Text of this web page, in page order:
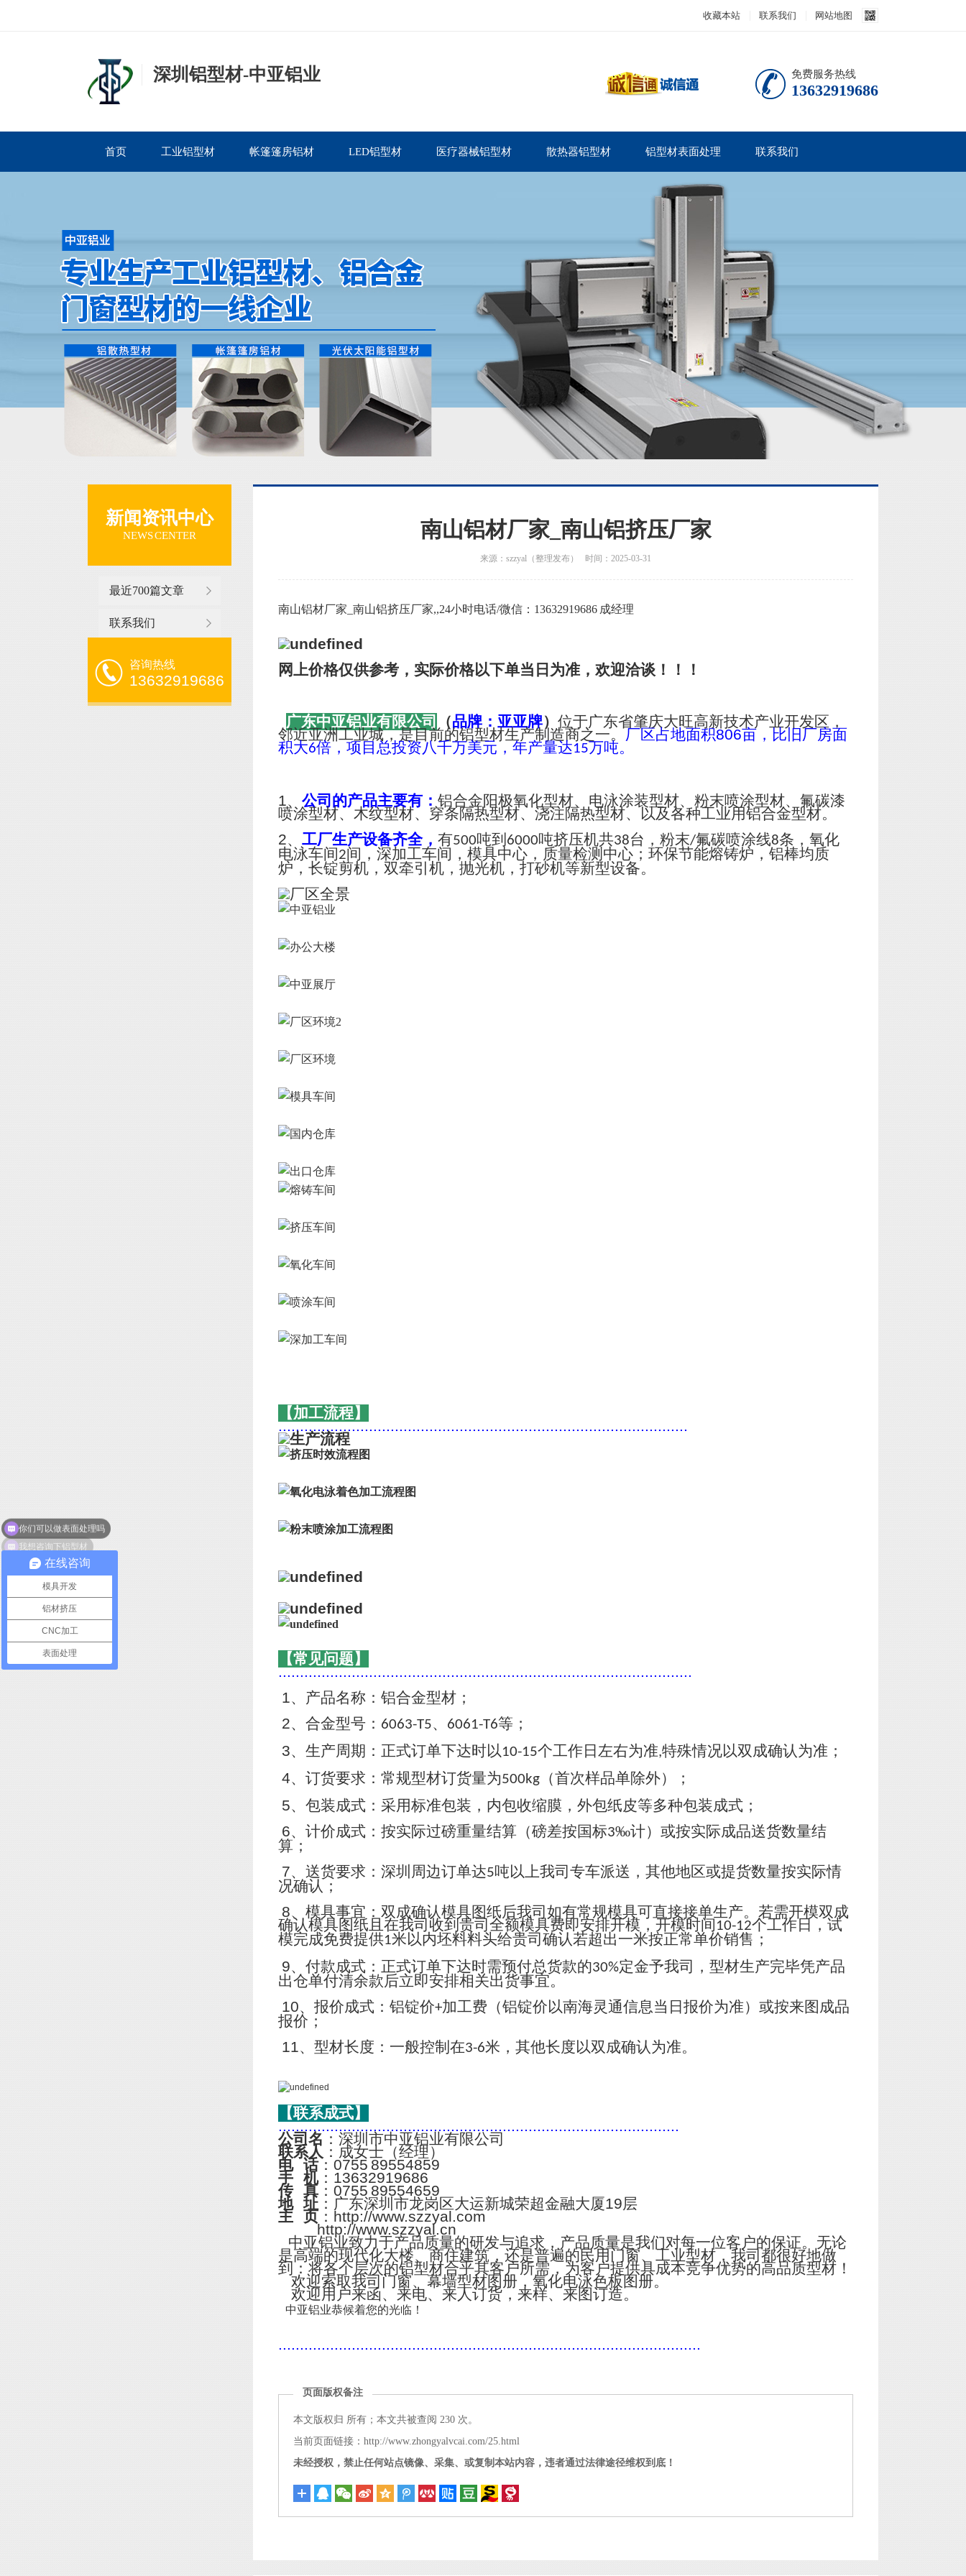
收藏本站 联系我们 网站地图
深圳铝型材-中亚铝业 免费服务热线
13632919686
首页 工业铝型材 帐篷篷房铝材 LED铝型材 医疗器械铝型材 散热器铝型材 铝型材表面处理 联系我们
新闻资讯中心
NEWS CENTER
最近700篇文章
联系我们
咨询热线
13632919686
南山铝材厂家_南山铝挤压厂家
来源：szzyal（整理发布） 时间：2025-03-31
南山铝材厂家_南山铝挤压厂家,,24小时电话/微信：13632919686 成经理
网上价格仅供参考，实际价格以下单当日为准，欢迎洽谈！！！
广东中亚铝业有限公司 （品牌：亚亚牌） 位于广东省肇庆大旺高新技术产业开发区，
邻近亚洲工业城，是目前的铝型材生产制造商之一。厂区占地面积806亩，比旧厂房面
积大6倍，项目总投资八千万美元，年产量达15万吨。
1、 公司的产品主要有： 铝合金阳极氧化型材、电泳涂装型材、粉末喷涂型材、氟碳漆
喷涂型材、木纹型材、穿条隔热型材、浇注隔热型材、以及各种工业用铝合金型材。
2、 工厂生产设备齐全， 有500吨到 6000吨挤压机共38台，粉末/氟碳喷涂线8条，氧化
电泳车间2间，深加工车间，模具中心，质量检测中心；环保节能熔铸炉，铝棒均质
炉，长锭剪机，双牵引机，抛光机，打砂机等新型设备。
【加工流程】
...............................................................................................
【常见问题】
................................................................................................
1、产品名称：铝合金型材；
2、合金型号： 6063-T5、 6061-T6等；
3、生产周期：正式订单下达时以10-15个工作日左右为准,特殊情况以双成确认为准；
4、订货要求：常规型材订货量为500kg（首次样品单除外）；
5、包装成式：采用标准包装，内包收缩膜，外包纸皮等多种包装成式；
6、计价成式：按实际过磅重量结算（磅差按国标3‰计）或按实际成品送货数量结
算；
7、送货要求：深圳周边订单达5吨以上我司专车派送，其他地区或提货数量按实际情
况确认；
8、模具事宜：双成确认模具图纸后我司如有常规模具可直接接单生产。若需开模双成
确认模具图纸且在我司收到贵司全额模具费即安排开模，开模时间10-12个工作日，试
模完成免费提供1米以内坯料料头给贵司确认若超出一米按正常单价销售；
9、付款成式：正式订单下达时需预付总货款的30%定金予我司，型材生产完毕凭产品
出仓单付清余款后立即安排相关出货事宜。
10、报价成式：铝锭价+加工费（铝锭价以南海灵通信息当日报价为准）或按来图成品
报价；
11、型材长度：一般控制在3-6米，其他长度以双成确认为准。
【联系成式】
.............................................................................................
公司名 ：深圳市中亚铝业有限公司
联系人 ：成女士（经理）
电 话：0755 89554859
手 机：13632919686
传 真：0755 89554659
地 址：广东深圳市龙岗区大运新城荣超金融大厦19层
主 页：http://www.szzyal.com
http://www.szzyal.cn
中亚铝业致力于产品质量的研发与追求，产品质量是我们对每一位客户的保证。无论
是高端的现代化大楼、商住建筑，还是普遍的民用门窗、工业型材，我司都很好地做
到：将各个层次的铝型材合乎其客户所需，为客户提供具成本竞争优势的高品质型材！
欢迎索取我司门窗、幕墙型材图册，氧化电泳色板图册。
欢迎用户来函、来电、来人订货，来样、来图订造。
中亚铝业恭候着您的光临！
..................................................................................................
页面版权备注
本文版权归 所有；本文共被查阅 230 次。
当前页面链接：http://www.zhongyalvcai.com/25.html
未经授权，禁止任何站点镜像、采集、或复制本站内容，违者通过法律途径维权到底！
在线咨询
模具开发
铝材挤压
CNC加工
表面处理
我想咨询下铝型材